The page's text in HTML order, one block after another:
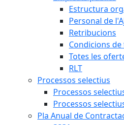
Estructura
Personal de
Retribucions
Condicions
Totes les
RLT
Processos selectius
Processos
Processos
Pla Anual de